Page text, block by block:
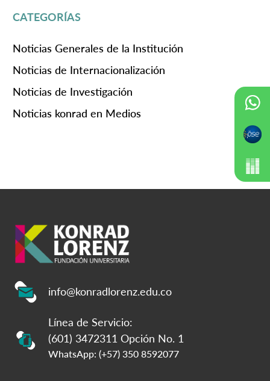
CATEGORÍAS
Noticias Generales de la Institución
Noticias de Internacionalización
Noticias de Investigación
Noticias konrad en Medios
info@konradlorenz.edu.co
Línea de Servicio:
(601) 3472311 Opción No. 1
WhatsApp: (+57) 350 8592077